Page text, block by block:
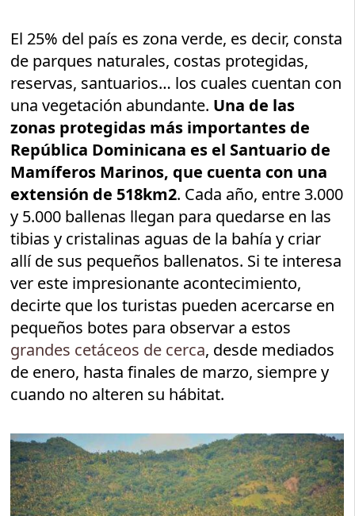
El 25% del país es zona verde, es decir, consta
de parques naturales, costas protegidas,
reservas, santuarios… los cuales cuentan con
una vegetación abundante. Una de las
zonas protegidas más importantes de
República Dominicana es el Santuario de
Mamíferos Marinos, que cuenta con una
extensión de 518km2. Cada año, entre 3.000
y 5.000 ballenas llegan para quedarse en las
tibias y cristalinas aguas de la bahía y criar
allí de sus pequeños ballenatos. Si te interesa
ver este impresionante acontecimiento,
decirte que los turistas pueden acercarse en
pequeños botes para observar a estos
grandes cetáceos de cerca, desde mediados
de enero, hasta finales de marzo, siempre y
cuando no alteren su hábitat.